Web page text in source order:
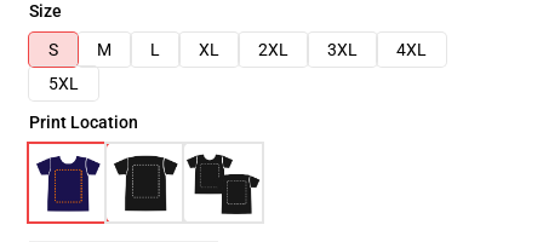
Size
S
M L XL 2XL 3XL
4XL
5XL
Print Location